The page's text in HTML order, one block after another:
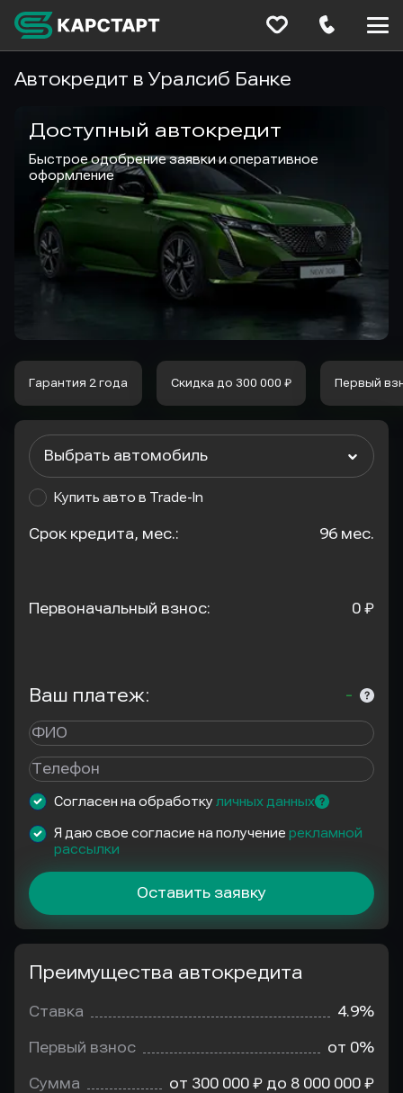
Автокредит в Уралсиб Банке
Доступный автокредит
Быстрое одобрение заявки и оперативное
оформление
Гарантия 2 года Скидка до 300 000 ₽ Первый
Выбрать автомобиль
Купить авто в Trade-In
Срок кредита, мес.: 96 мес.
Первоначальный взнос: 0 ₽
Ваш платеж: -
Согласен на обработку личных данных
Я даю свое согласие на получение рекламной
рассылки
Оставить заявку
Преимущества автокредита
Ставка 4.9%
Первый взнос от 0%
Сумма от 300 000 ₽ до 8 000 000 ₽